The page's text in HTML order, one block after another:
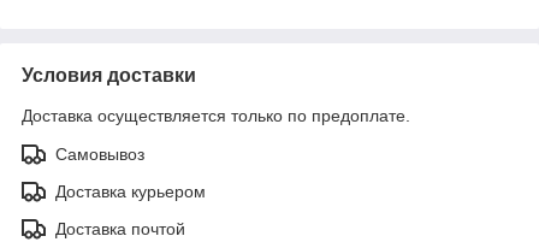
Условия доставки
Доставка осуществляется только по предоплате.
Самовывоз
Доставка курьером
Доставка почтой